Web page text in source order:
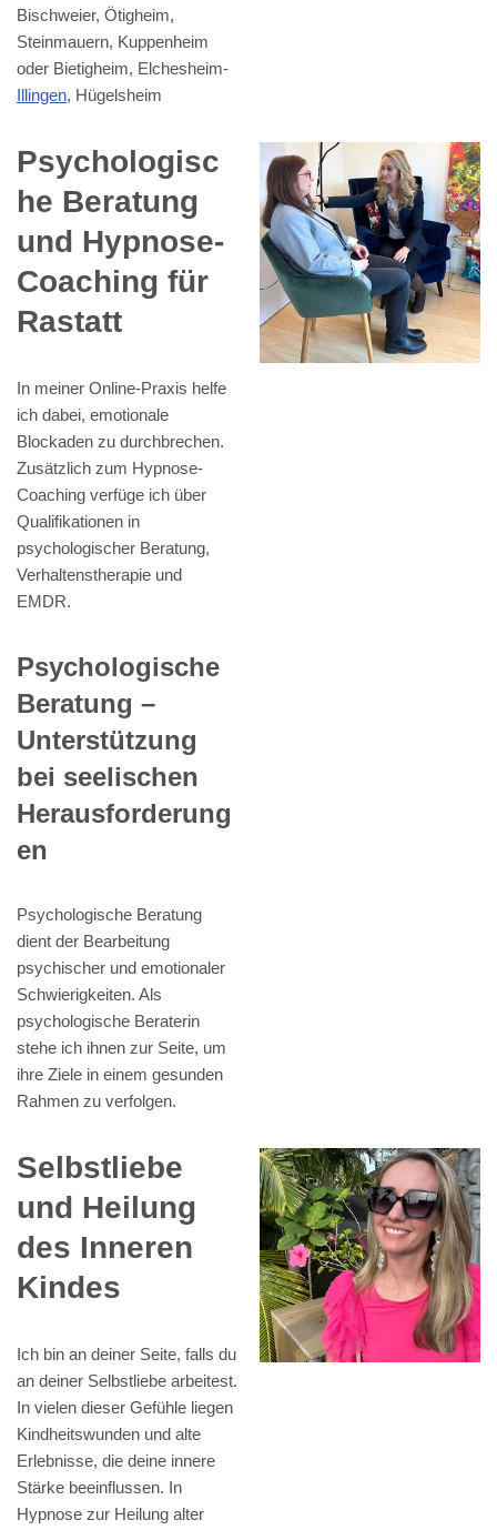
Bischweier, Ötigheim,
Steinmauern, Kuppenheim
oder Bietigheim, Elchesheim-
Illingen, Hügelsheim
Psychologisc
he Beratung
und Hypnose-
Coaching für
Rastatt
In meiner Online-Praxis helfe
ich dabei, emotionale
Blockaden zu durchbrechen.
Zusätzlich zum Hypnose-
Coaching verfüge ich über
Qualifikationen in
psychologischer Beratung,
Verhaltenstherapie und
EMDR.
Psychologische
Beratung –
Unterstützung
bei seelischen
Herausforderung
en
Psychologische Beratung
dient der Bearbeitung
psychischer und emotionaler
Schwierigkeiten. Als
psychologische Beraterin
stehe ich ihnen zur Seite, um
ihre Ziele in einem gesunden
Rahmen zu verfolgen.
Selbstliebe
und Heilung
des Inneren
Kindes
Ich bin an deiner Seite, falls du
an deiner Selbstliebe arbeitest.
In vielen dieser Gefühle liegen
Kindheitswunden und alte
Erlebnisse, die deine innere
Stärke beeinflussen. In
Hypnose zur Heilung alter